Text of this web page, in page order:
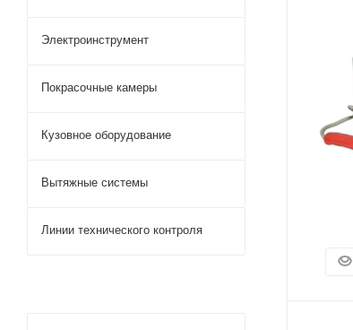
Электроинструмент
Покрасочные камеры
Кузовное оборудование
Вытяжные системы
Линии технического контроля